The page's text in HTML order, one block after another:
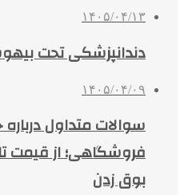
۱۴۰۵/۰۴/۱۳
دندانپزشکی تحت
۱۴۰۵/۰۴/۰۹
سوالات متداول
فروشگاهی؛ از قیمت
بوق زدن